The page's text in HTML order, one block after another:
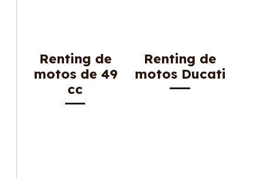
Renting de
motos de 49
cc
Renting de
motos Ducati